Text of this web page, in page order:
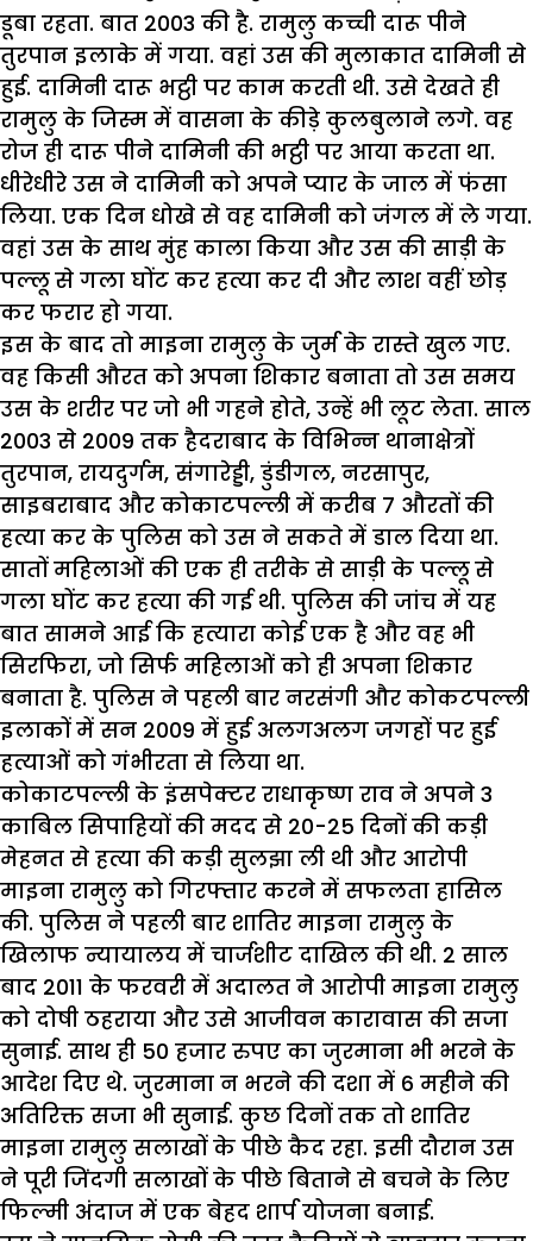
डूबा रहता. बात 2003 की है. रामुलु कच्ची दारू पीने
तुरपान इलाके में गया. वहां उस की मुलाकात दामिनी से
हुई. दामिनी दारू भट्ठी पर काम करती थी. उसे देखते ही
रामुलु के जिस्म में वासना के कीड़े कुलबुलाने लगे. वह
रोज ही दारू पीने दामिनी की भट्ठी पर आया करता था.
धीरेधीरे उस ने दामिनी को अपने प्यार के जाल में फंसा
लिया. एक दिन धोखे से वह दामिनी को जंगल में ले गया.
वहां उस के साथ मुंह काला किया और उस की साड़ी के
पल्लू से गला घोंट कर हत्या कर दी और लाश वहीं छोड़
कर फरार हो गया.
इस के बाद तो माइना रामुलु के जुर्म के रास्ते खुल गए.
वह किसी औरत को अपना शिकार बनाता तो उस समय
उस के शरीर पर जो भी गहने होते, उन्हें भी लूट लेता. साल
2003 से 2009 तक हैदराबाद के विभिन्न थानाक्षेत्रों
तुरपान, रायदुर्गम, संगारेड्डी, डुंडीगल, नरसापुर,
साइबराबाद और कोकाटपल्ली में करीब 7 औरतों की
हत्या कर के पुलिस को उस ने सकते में डाल दिया था.
सातों महिलाओं की एक ही तरीके से साड़ी के पल्लू से
गला घोंट कर हत्या की गई थी. पुलिस की जांच में यह
बात सामने आई कि हत्यारा कोई एक है और वह भी
सिरफिरा, जो सिर्फ महिलाओं को ही अपना शिकार
बनाता है. पुलिस ने पहली बार नरसंगी और कोकटपल्ली
इलाकों में सन 2009 में हुई अलगअलग जगहों पर हुई
हत्याओं को गंभीरता से लिया था.
कोकाटपल्ली के इंसपेक्टर राधाकृष्ण राव ने अपने 3
काबिल सिपाहियों की मदद से 20-25 दिनों की कड़ी
मेहनत से हत्या की कड़ी सुलझा ली थी और आरोपी
माइना रामुलु को गिरफ्तार करने में सफलता हासिल
की. पुलिस ने पहली बार शातिर माइना रामुलु के
खिलाफ न्यायालय में चार्जशीट दाखिल की थी. 2 साल
बाद 2011 के फरवरी में अदालत ने आरोपी माइना रामुलु
को दोषी ठहराया और उसे आजीवन कारावास की सजा
सुनाई. साथ ही 50 हजार रुपए का जुरमाना भी भरने के
आदेश दिए थे. जुरमाना न भरने की दशा में 6 महीने की
अतिरिक्त सजा भी सुनाई. कुछ दिनों तक तो शातिर
माइना रामुलु सलाखों के पीछे कैद रहा. इसी दौरान उस
ने पूरी जिंदगी सलाखों के पीछे बिताने से बचने के लिए
फिल्मी अंदाज में एक बेहद शार्प योजना बनाई.